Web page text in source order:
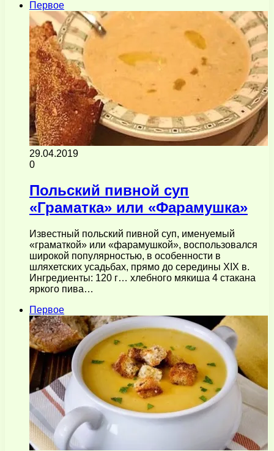
Первое
29.04.2019
0
Польский пивной суп
«Граматка» или «Фарамушка»
Известный польский пивной суп, именуемый
«граматкой» или «фарамушкой», воспользовался
широкой популярностью, в особенности в
шляхетских усадьбах, прямо до середины XIX в.
Ингредиенты: 120 г… хлебного мякиша 4 стакана
яркого пива…
Первое